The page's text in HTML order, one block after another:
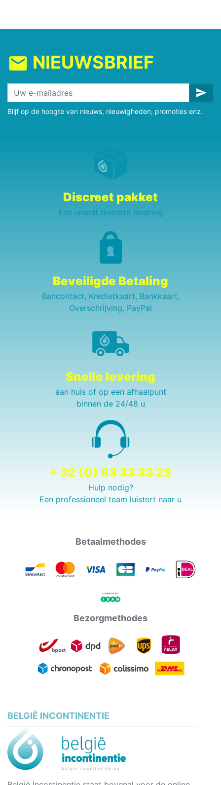
mail NIEUWSBRIEF
send
Blijf op de hoogte van nieuws, nieuwigheden, promoties enz.
Discreet pakket
Een uiterst discrete levering
Beveiligde Betaling
Bancontact, Kredietkaart, Bankkaart,
Overschrijving, PayPal
Snelle levering
aan huis of op een afhaalpunt
binnen de 24/48 u
+ 32 (0) 83 33 33 23
Hulp nodig?
Een professioneel team luistert naar u
Betaalmethodes
Bezorgmethodes
BELGIË INCONTINENTIE